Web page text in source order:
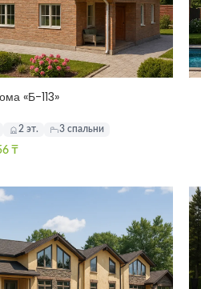
«Б-113»
2 эт. 3 спальни
₸